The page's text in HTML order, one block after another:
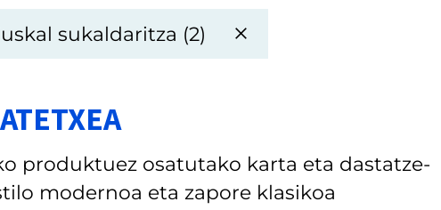
sukaldaritza (2)
produktuez osatutako karta eta dastatze-
modernoa eta zapore klasikoa